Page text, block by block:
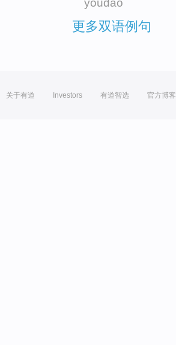
youdao
更多双语例句
关于有道 Investors 有道智选 官方博客